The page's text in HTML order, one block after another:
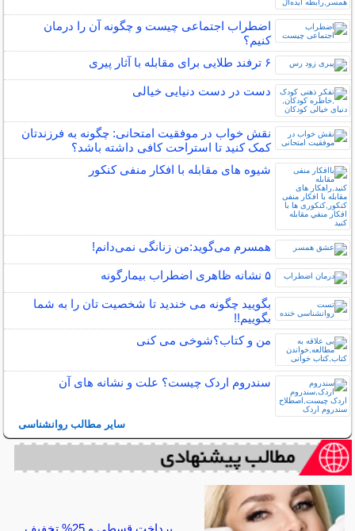
اضطراب اجتماعی چیست و چگونه آن را درمان
کنیم؟
۶ ترفند طلایی برای مقابله با آثار پیری
دست در دست دنیایی خیالی
نقش خواب در موفقیت امتحانی: چگونه به فرزندتان
کمک کنید تا استراحت کافی داشته باشد؟
شیوه های مقابله با افکار منفی کنکور
همسرم می‌گوید:من زنانگی نمی‌دانم!
۵ نشانه‌ ظاهری اضطراب بیمارگونه
بگویید چگونه می خندید تا شخصیت تان را به شما
بگوییم!!
من و کتاب؟شوخی می کنی
سندروم اردک چیست؟ علت و نشانه های آن
سایر مطالب روانشناسی